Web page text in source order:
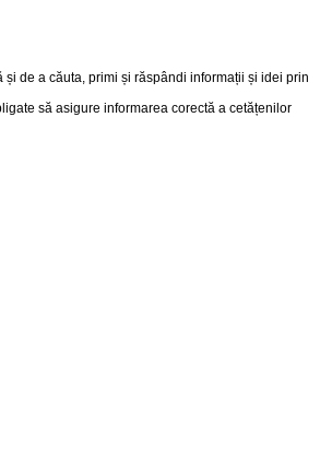
de a căuta, primi și răspândi informații și idei prin
să asigure informarea corectă a cetățenilor